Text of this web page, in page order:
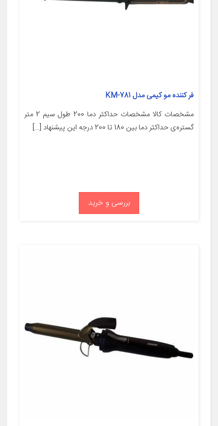
فر کننده مو کیمی مدل KM-781
مشخصات کالا مشخصات حداکثر دما 200 طول سیم 2 متر
گستره‌ی حداکثر دما بین 180 تا 200 درجه این پیشنهاد […]
بررسی و خرید